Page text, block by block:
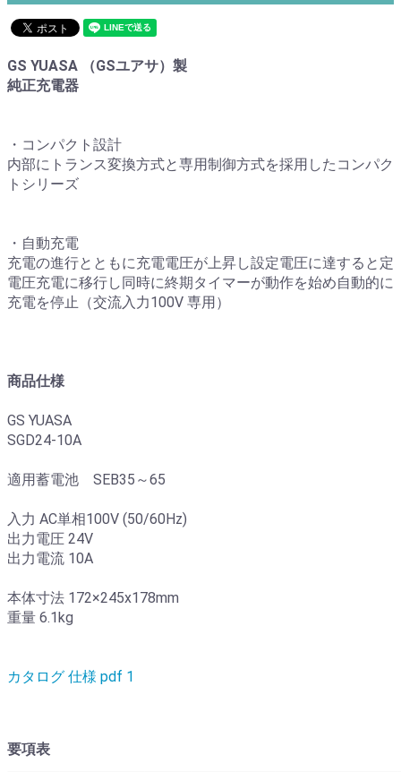
GS YUASA （GSユアサ）製
純正充電器
・コンパクト設計
内部にトランス変換方式と専用制御方式を採用したコンパク
トシリーズ
・自動充電
充電の進行とともに充電電圧が上昇し設定電圧に達すると定
電圧充電に移行し同時に終期タイマーが動作を始め自動的に
充電を停止（交流入力100V 専用）
商品仕様
GS YUASA
SGD24-10A
適用蓄電池 SEB35～65
入力 AC単相100V (50/60Hz)
出力電圧 24V
出力電流 10A
本体寸法 172×245x178mm
重量 6.1kg
カタログ 仕様 pdf 1
要項表